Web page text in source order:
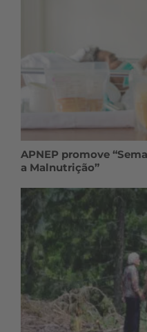
APNEP promove
a Malnutrição”